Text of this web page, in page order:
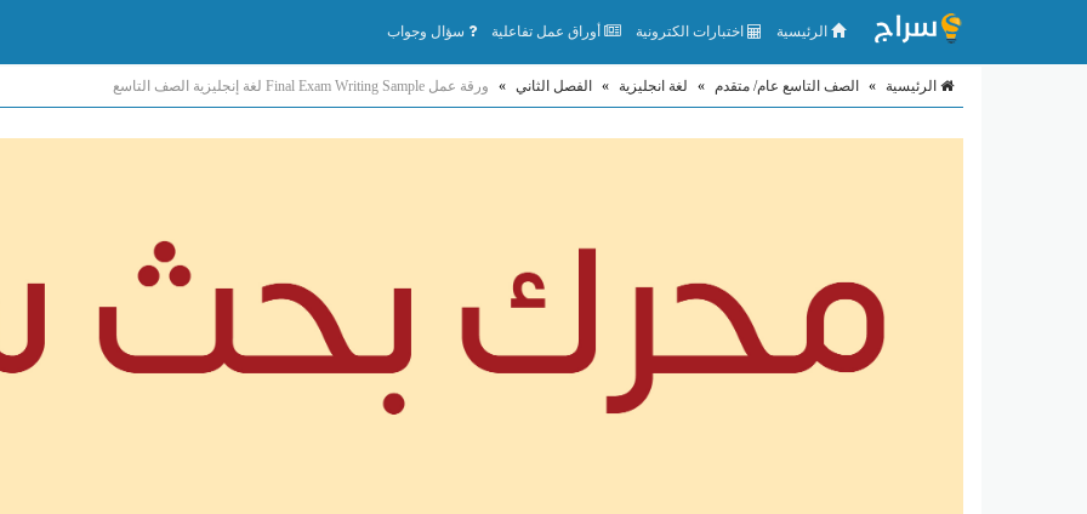
الرئيسية اختبارات الكترونية أوراق عمل تفاعلية سؤال وجواب
الرئيسية » الصف التاسع عام/ متقدم » لغة انجليزية » الفصل الثاني » ورقة عمل Final Exam Writing Sample لغة إنجليزية الصف التاسع